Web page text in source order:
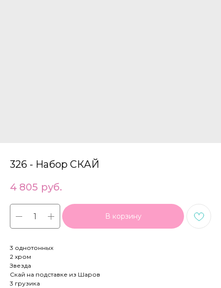
326 - Набор СКАЙ
4 805 руб.
В корзину
3 однотонных
2 хром
Звезда
Скай на подставке из Шаров
3 грузика